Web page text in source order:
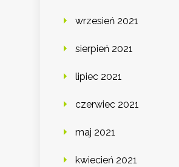
wrzesień 2021
sierpień 2021
lipiec 2021
czerwiec 2021
maj 2021
kwiecień 2021